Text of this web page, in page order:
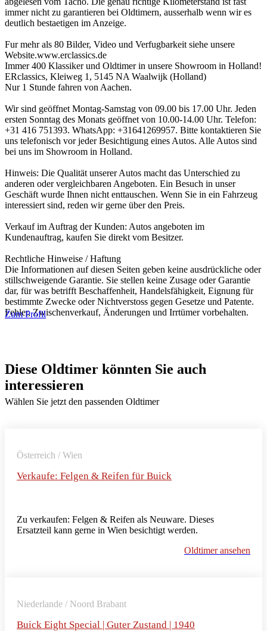
immer nicht zu garantieren bei Oldtimern, ausserhalb wenn wir es
deutlich bestaetigen im Anzeige.
Fur mehr als 80 Bilder, Video und Verfugbarkeit siehe unsere
Website.www.erclassics.de
Immer 400 Klassiker und Oldtimer in unsere Showroom in Holland!
ERclassics, Kleiweg 1, 5145 NA Waalwijk (Holland)
Nur 1 Stunde fahren von Aachen.
Wir sind geöffnet Montag-Samstag von 09.00 bis 17.00 Uhr. Jeden
ersten Sonntag des Monats geöffnet von 10.00-14.00 Uhr. Telefon:
+31 416 751393. WhatsApp: +31641269957. Bitte kontaktieren Sie
uns telefonisch vor jeder Besichtigung eines Autos. Alle Autos sind
bei uns im Showroom in Holland.
Hinweis: Die Qualität unserer Autos macht das Unterschied zu
anderen oder vergleichbaren Angeboten. Ein Besuch in unser
Geschäft wurde Ihnen nicht enttauschen. Wenn Sie in ein Fahrzeug
interessiert sind, reden wir gerne über den Preis.
Verkauf im Auftrag der Kunden: Autos angeboten im
Kundenauftrag, kaufen Sie direkt vom Besitzer.
Rechtliche Hinweise / Haftung
Die Informationen auf diesen Seiten geben keine ausdrückliche oder
stillschweigende Garantie. Sie stellen keine Zusage oder Garantie
dar, für was betrifft Beschaffenheit, Handelsfähigkeit, Eignung für
bestimmte Zwecke oder Nichtverstoss gegen Gesetze und Patente.
Fehler, Zwischenverkauf, Änderungen und Irrtümer vorbehalten.
Zum Profil
Diese Oldtimer könnten Sie auch
interessieren
Wählen Sie jetzt den passenden Oldtimer
Österreich / Wien
Verkaufe: Felgen & Reifen für Buick
Zu verkaufen: Felgen & Reifen als Neuware. Dieses
Ersatzteil kann gerne in Wien besichtigt werden.
Oldtimer ansehen
Niederlande / Noord Brabant
Buick Eight Special | Guter Zustand | 1940